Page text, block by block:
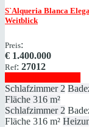
S`Alqueria Blanca
Weitblick
Preis:
€ 1.400.000
Ref: 27012
Schlafzimmer 2
Fläche 316 m²
Schlafzimmer 2
Fläche 316 m²